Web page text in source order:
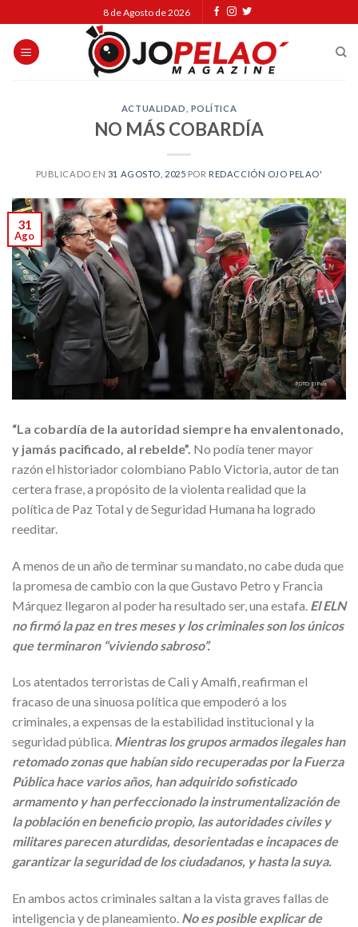
to
content
8 de Agosto de 2026
ACTUALIDAD POLÍTICA
NO MÁS COBARDÍA
PUBLICADO EN 31 AGOSTO, 2025 POR REDACCIÓN OJO PELAO'
31
Ago
“La cobardía de la autoridad siempre ha envalentonado,
y jamás pacificado, al rebelde”. No podía tener mayor
razón el historiador colombiano Pablo Victoria, autor de tan
certera frase, a propósito de la violenta realidad que la
política de Paz Total y de Seguridad Humana ha logrado
reeditar.
A menos de un año de terminar su mandato, no cabe duda que
la promesa de cambio con la que Gustavo Petro y Francia
Márquez llegaron al poder ha resultado ser, una estafa. El ELN
no firmó la paz en tres meses y los criminales son los únicos
que terminaron “viviendo sabroso”.
Los atentados terroristas de Cali y Amalfi, reafirman el
fracaso de una sinuosa política que empoderó a los
criminales, a expensas de la estabilidad institucional y la
seguridad pública. Mientras los grupos armados ilegales han
retomado zonas que habían sido recuperadas por la Fuerza
Pública hace varios años, han adquirido sofisticado
armamento y han perfeccionado la instrumentalización de
la población en beneficio propio, las autoridades civiles y
militares parecen aturdidas, desorientadas e incapaces de
garantizar la seguridad de los ciudadanos, y hasta la suya.
En ambos actos criminales saltan a la vista graves fallas de
inteligencia y de planeamiento. No es posible explicar de